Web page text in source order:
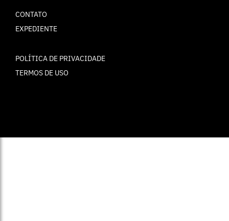
CONTATO
EXPEDIENTE
POLÍTICA DE PRIVACIDADE
TERMOS DE USO